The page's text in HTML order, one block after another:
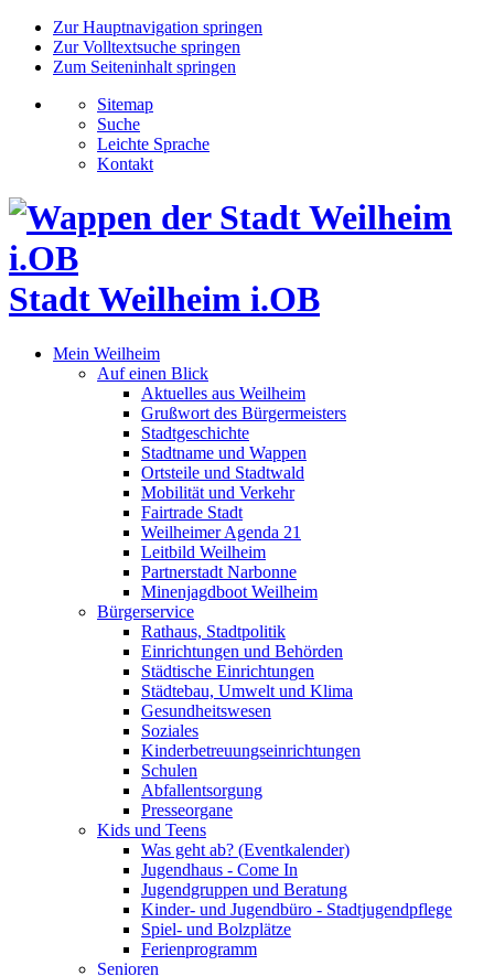
Zur Hauptnavigation springen
Zur Volltextsuche springen
Zum Seiteninhalt springen
Sitemap
Suche
Leichte Sprache
Kontakt
Stadt Weilheim i.OB
Mein Weilheim
Auf einen Blick
Aktuelles aus Weilheim
Grußwort des Bürgermeisters
Stadtgeschichte
Stadtname und Wappen
Ortsteile und Stadtwald
Mobilität und Verkehr
Fairtrade Stadt
Weilheimer Agenda 21
Leitbild Weilheim
Partnerstadt Narbonne
Minenjagdboot Weilheim
Bürgerservice
Rathaus, Stadtpolitik
Einrichtungen und Behörden
Städtische Einrichtungen
Städtebau, Umwelt und Klima
Gesundheitswesen
Soziales
Kinderbetreuungseinrichtungen
Schulen
Abfallentsorgung
Presseorgane
Kids und Teens
Was geht ab? (Eventkalender)
Jugendhaus - Come In
Jugendgruppen und Beratung
Kinder- und Jugendbüro - Stadtjugendpflege
Spiel- und Bolzplätze
Ferienprogramm
Senioren